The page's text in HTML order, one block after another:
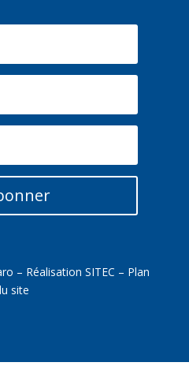
– RéalisationSITEC – Plan
site